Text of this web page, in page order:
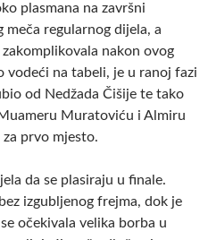
plasmana na završni
regularnog dijela, a
nakon ovog
vodeći na tabeli, je u ranoj fazi
od Nedžada Čišije te tako
Muratoviću i Almiru
prvo mjesto.
da se plasiraju u finale.
izgubljenog frejma, dok je
očekivala velika borba u